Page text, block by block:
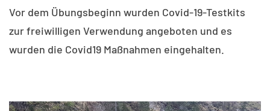
Vor dem Übungsbeginn wurden Covid-19-Testkits
zur freiwilligen Verwendung angeboten und es
wurden die Covid19 Maßnahmen eingehalten.